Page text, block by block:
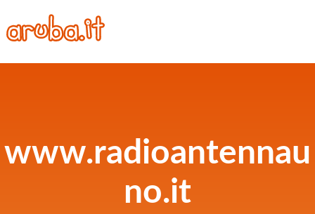
www.radioantennau
no.it